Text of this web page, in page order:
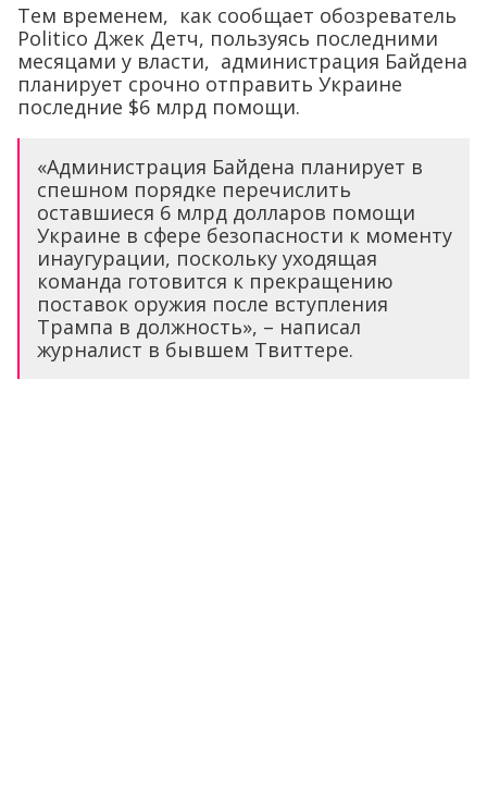
Тем временем, как сообщает обозреватель
Politico Джек Детч, пользуясь последними
месяцами у власти, администрация Байдена
планирует срочно отправить Украине
последние $6 млрд помощи.
«Администрация Байдена планирует в
спешном порядке перечислить
оставшиеся 6 млрд долларов помощи
Украине в сфере безопасности к моменту
инаугурации, поскольку уходящая
команда готовится к прекращению
поставок оружия после вступления
Трампа в должность», – написал
журналист в бывшем Твиттере.